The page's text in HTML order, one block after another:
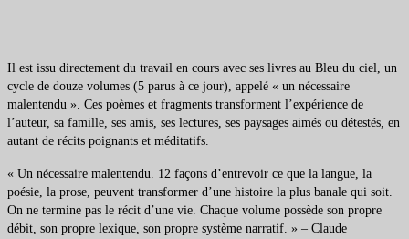
Il est issu directement du travail en cours avec ses livres au Bleu du ciel, un
cycle de douze volumes (5 parus à ce jour), appelé « un nécessaire
malentendu ». Ces poèmes et fragments transforment l’expérience de
l’auteur, sa famille, ses amis, ses lectures, ses paysages aimés ou détestés, en
autant de récits poignants et méditatifs.
« Un nécessaire malentendu. 12 façons d’entrevoir ce que la langue, la
poésie, la prose, peuvent transformer d’une histoire la plus banale qui soit.
On ne termine pas le récit d’une vie. Chaque volume possède son propre
débit, son propre lexique, son propre système narratif. » – Claude